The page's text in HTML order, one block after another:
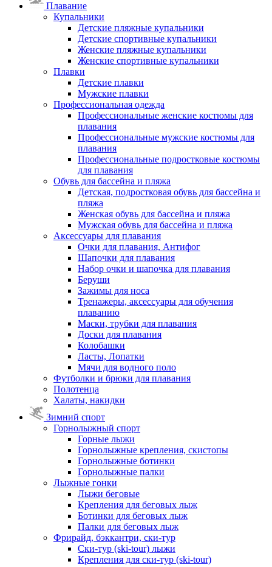
Плавание
Купальники
Детские пляжные купальники
Детские спортивные купальники
Женские пляжные купальники
Женские спортивные купальники
Плавки
Детские плавки
Мужские плавки
Профессиональная одежда
Профессиональные женские костюмы для
плавания
Профессиональные мужские костюмы для
плавания
Профессиональные подростковые костюмы
для плавания
Обувь для бассейна и пляжа
Детская, подростковая обувь для бассейна и
пляжа
Женская обувь для бассейна и пляжа
Мужская обувь для бассейна и пляжа
Аксессуары для плавания
Очки для плавания, Антифог
Шапочки для плавания
Набор очки и шапочка для плавания
Беруши
Зажимы для носа
Тренажеры, аксессуары для обучения
плаванию
Маски, трубки для плавания
Доски для плавания
Колобашки
Ласты, Лопатки
Мячи для водного поло
Футболки и брюки для плавания
Полотенца
Халаты, накидки
Зимний спорт
Горнолыжный спорт
Горные лыжи
Горнолыжные крепления, скистопы
Горнолыжные ботинки
Горнолыжные палки
Лыжные гонки
Лыжи беговые
Крепления для беговых лыж
Ботинки для беговых лыж
Палки для беговых лыж
Фрирайд, бэккантри, ски-тур
Ски-тур (ski-tour) лыжи
Крепления для ски-тур (ski-tour)